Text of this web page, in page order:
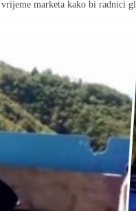
marketa kako bi radnici